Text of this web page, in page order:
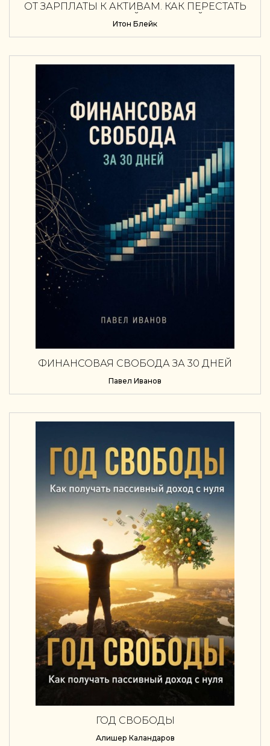
ОТ ЗАРПЛАТЫ К АКТИВАМ. КАК ПЕРЕСТАТЬ
ПРОДАВАТЬ КАЖДЫЙ ЧАС СВОЕЙ ЖИЗНИ
Итон Блейк
ФИНАНСОВАЯ СВОБОДА ЗА 30 ДНЕЙ
Павел Иванов
ГОД СВОБОДЫ
Алишер Каландаров